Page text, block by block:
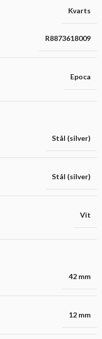
Kvarts
R8873618009
Epoca
Stål (silver)
Stål (silver)
Vit
42 mm
12 mm